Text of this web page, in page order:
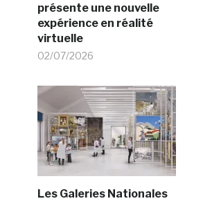
présente une nouvelle
expérience en réalité
virtuelle
02/07/2026
Les Galeries Nationales